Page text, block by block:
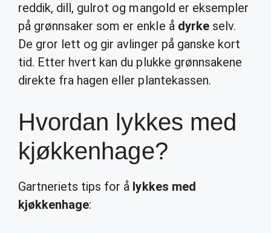
reddik, dill, gulrot og mangold er eksempler
på grønnsaker som er enkle å dyrkeselv.
De gror lett og gir avlinger på ganske kort
tid. Etter hvert kan du plukke grønnsakene
direkte fra hagen eller plantekassen.
Hvordan lykkes med
kjøkkenhage?
Gartneriets tips for å lykkes med
kjøkkenhage: